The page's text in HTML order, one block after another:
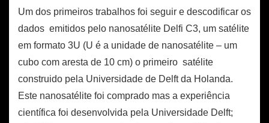
Um dos primeiros trabalhos foi seguir e descodificar os
dados emitidos pelo nanosatélite Delfi C3, um satélite
em formato 3U (U é a unidade de nanosatélite – um
cubo com aresta de 10 cm) o primeiro satélite
construido pela Universidade de Delft da Holanda.
Este nanosatélite foi comprado mas a experiência
científica foi desenvolvida pela Universidade Delft;